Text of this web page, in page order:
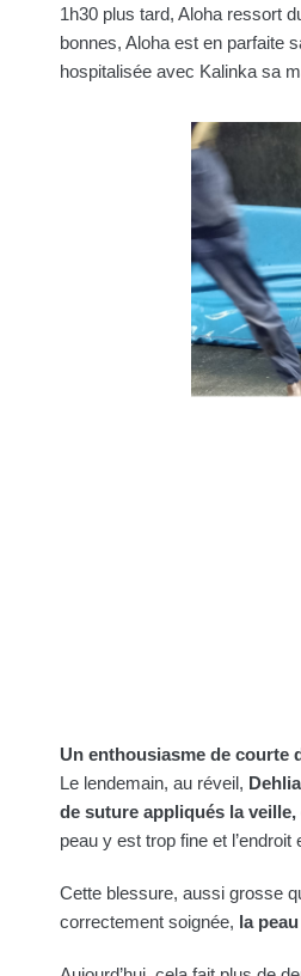
1h30 plus tard, Aloha ressort
bonnes, Aloha est en parfaite
hospitalisée avec Kalinka sa
Un enthousiasme de courte
Le lendemain, au réveil,
de suture appliqués la
peau y est trop fine et
Cette blessure, aussi grosse
correctement soignée, la